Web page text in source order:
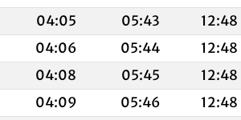
04:05 05:43 12:48
04:06 05:44 12:48
04:08 05:45 12:48
04:09 05:46 12:48